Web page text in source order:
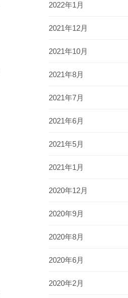
2022年1月
2021年12月
2021年10月
2021年8月
2021年7月
2021年6月
2021年5月
2021年1月
2020年12月
2020年9月
2020年8月
2020年6月
2020年2月